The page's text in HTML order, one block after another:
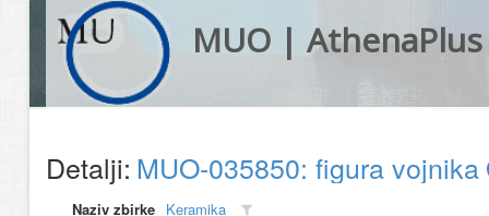
MUO | AthenaPlus
Detalji: MUO-035850: figura vojnika
Naziv zbirke Keramika